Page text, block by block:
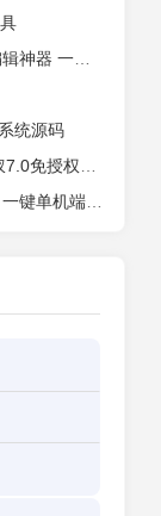
键式AI加持
统源码
+大唐盛世【站长亲测】
安卓 iOS 双端带教程